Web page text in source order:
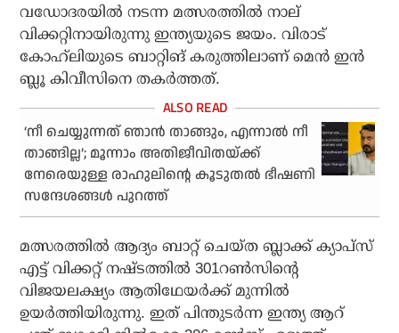
വഡോദരയില്‍ നടന്ന മത്സരത്തില്‍ നാല്
വിക്കറ്റിനായിരുന്നു ഇന്ത്യയുടെ ജയം. വിരാട്
കോഹ്‌ലിയുടെ ബാറ്റിങ് കരുത്തിലാണ് മെന്‍ ഇന്‍
ബ്ലൂ കിവീസിനെ തകര്‍ത്തത്.
‘നീ ചെയ്യുന്നത് ഞാൻ താങ്ങും, എന്നാൽ നീ
താങ്ങില്ല’; മൂന്നാം അതിജീവിതയ്ക്ക്
നേരെയുള്ള രാഹുലിന്റെ കൂടുതൽ ഭീഷണി
സന്ദേശങ്ങൾ പുറത്ത്
മത്സരത്തില്‍ ആദ്യം ബാറ്റ് ചെയ്ത ബ്ലാക്ക് ക്യാപ്‌സ്
എട്ട് വിക്കറ്റ് നഷ്ടത്തില്‍ 301റണ്‍സിന്റെ
വിജയലക്ഷ്യം ആതിഥേയര്‍ക്ക് മുന്നില്‍
ഉയര്‍ത്തിയിരുന്നു. ഇത് പിന്തുടര്‍ന്ന ഇന്ത്യ ആറ്